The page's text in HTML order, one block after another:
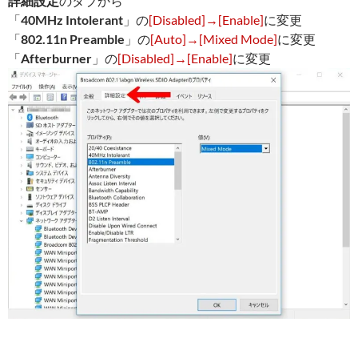
「40MHz Intolerant 」の[Disabled]→[Enable]に変更
「802.11n Preamble 」の[Auto]→[Mixed Mode]に変更
「Afterburner 」の[Disabled]→[Enable]に変更